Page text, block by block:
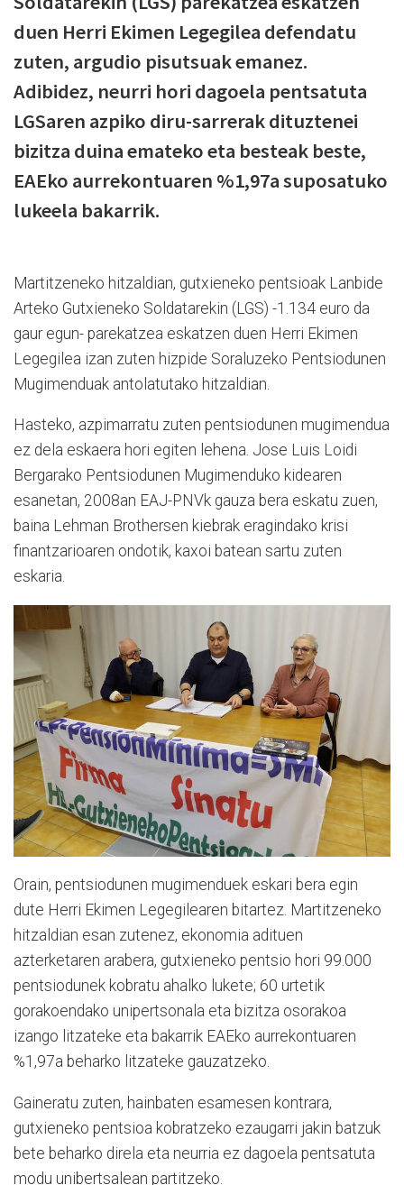
duen Herri Ekimen Legegilea defendatu
zuten, argudio pisutsuak emanez.
Adibidez, neurri hori dagoela pentsatuta
LGSaren azpiko diru-sarrerak dituztenei
bizitza duina emateko eta besteak beste,
EAEko aurrekontuaren %1,97a suposatuko
lukeela bakarrik.
Martitzeneko hitzaldian, gutxieneko pentsioak Lanbide
Arteko Gutxieneko Soldatarekin (LGS) -1.134 euro da
gaur egun- parekatzea eskatzen duen Herri Ekimen
Legegilea izan zuten hizpide Soraluzeko Pentsiodunen
Mugimenduak antolatutako hitzaldian.
Hasteko, azpimarratu zuten pentsiodunen mugimendua
ez dela eskaera hori egiten lehena. Jose Luis Loidi
Bergarako Pentsiodunen Mugimenduko kidearen
esanetan, 2008an EAJ-PNVk gauza bera eskatu zuen,
baina Lehman Brothersen kiebrak eragindako krisi
finantzarioaren ondotik, kaxoi batean sartu zuten
eskaria.
Orain, pentsiodunen mugimenduek eskari bera egin
dute Herri Ekimen Legegilearen bitartez. Martitzeneko
hitzaldian esan zutenez, ekonomia adituen
azterketaren arabera, gutxieneko pentsio hori 99.000
pentsiodunek kobratu ahalko lukete; 60 urtetik
gorakoendako unipertsonala eta bizitza osorakoa
izango litzateke eta bakarrik EAEko aurrekontuaren
%1,97a beharko litzateke gauzatzeko.
Gaineratu zuten, hainbaten esamesen kontrara,
gutxieneko pentsioa kobratzeko ezaugarri jakin batzuk
bete beharko direla eta neurria ez dagoela pentsatuta
modu unibertsalean partitzeko.